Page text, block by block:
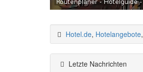
Hotel.de, Hotelangebote,
Letzte Nachrichten